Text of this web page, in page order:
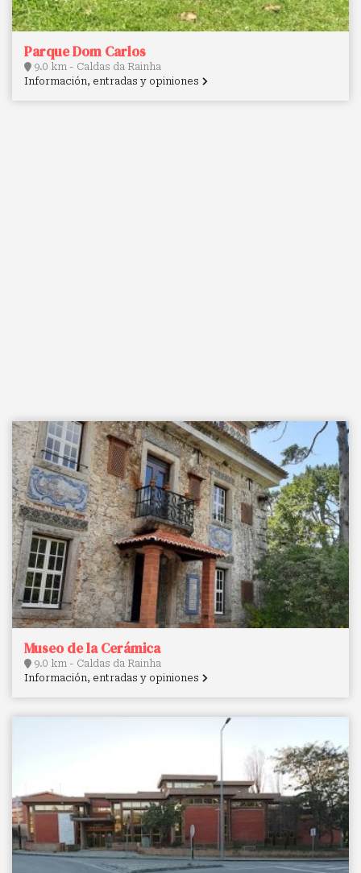
Parque Dom Carlos
9.0 km - Caldas da Rainha
Información, entradas y opiniones
Museo de la Cerámica
9.0 km - Caldas da Rainha
Información, entradas y opiniones